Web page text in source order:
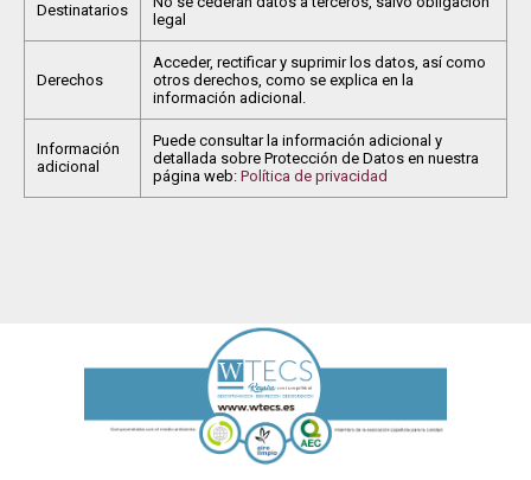
Destinatarios
legal
Derechos
Acceder, rectificar y suprimir los datos, así como
otros derechos, como se explica en la
información adicional.
Información
adicional
Puede consultar la información adicional y
detallada sobre Protección de Datos en nuestra
página web: Política de privacidad